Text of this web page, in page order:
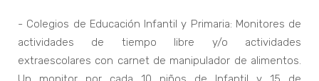
- Colegios de Educación Infantil y Primaria: Monitores de
actividades de tiempo libre y/o actividades
extraescolares con carnet de manipulador de alimentos.